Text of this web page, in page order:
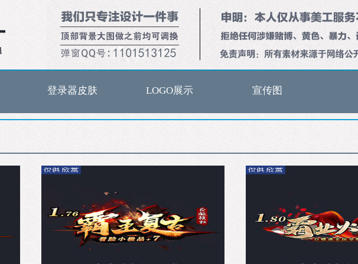
登录器皮肤 LOGO展示 宣传图